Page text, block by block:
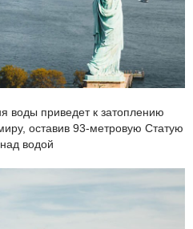
воды приведет к затоплению
оставив 93-метровую Статую
водой